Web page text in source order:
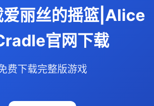
爱丽丝的摇篮|Alice
官网下载
费下载完整版游戏